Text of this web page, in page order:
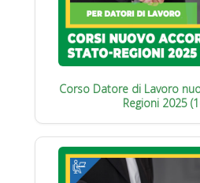
Corso Datore di Lavoro
Regioni 2025